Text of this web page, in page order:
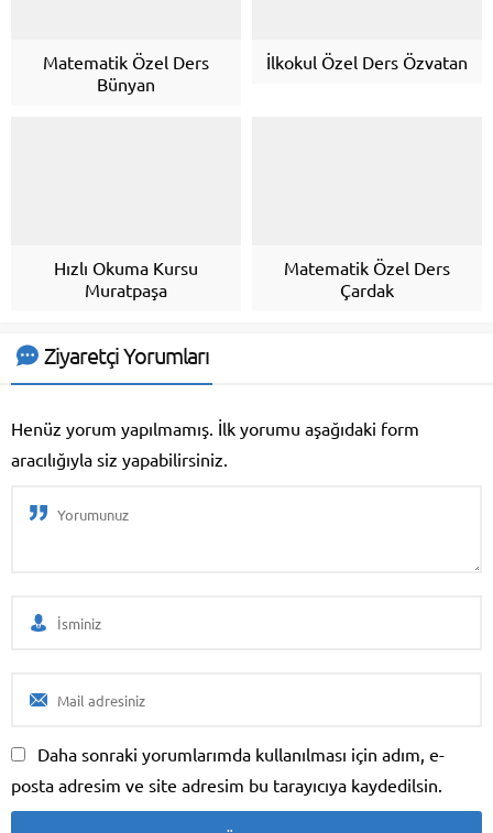
Matematik Özel Ders
Bünyan
İlkokul Özel Ders Özvatan
Hızlı Okuma Kursu
Muratpaşa
Matematik Özel Ders
Çardak
Ziyaretçi Yorumları
Henüz yorum yapılmamış. İlk yorumu aşağıdaki form
aracılığıyla siz yapabilirsiniz.
Daha sonraki yorumlarımda kullanılması için adım, e-
posta adresim ve site adresim bu tarayıcıya kaydedilsin.